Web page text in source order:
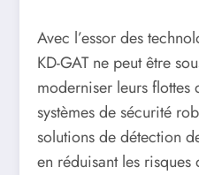
Avec l’essor des
KD-GAT ne peut être
moderniser leurs
systèmes de sécurité
solutions de détection
en réduisant les risques